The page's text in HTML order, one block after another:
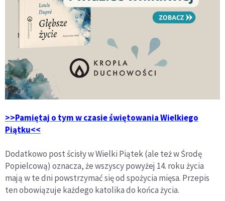
>>Pamiętaj o tym w czasie świętowania Wielkiego
Piątku<<
Dodatkowo post ścisły w Wielki Piątek (ale też w Środę
Popielcową) oznacza, że wszyscy powyżej 14. roku życia
mają w te dni powstrzymać się od spożycia mięsa. Przepis
ten obowiązuje każdego katolika do końca życia.